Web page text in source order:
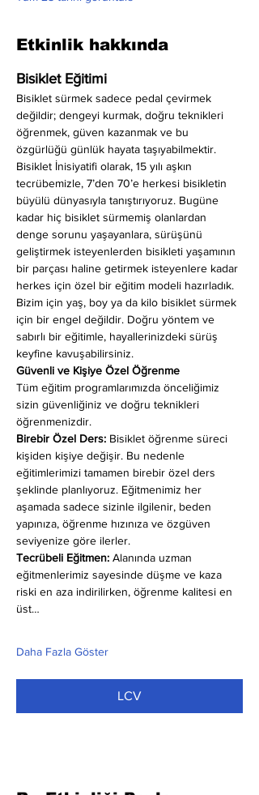
Etkinlik hakkında
Bisiklet Eğitimi
Bisiklet sürmek sadece pedal çevirmek
değildir; dengeyi kurmak, doğru teknikleri
öğrenmek, güven kazanmak ve bu
özgürlüğü günlük hayata taşıyabilmektir.
Bisiklet İnisiyatifi olarak, 15 yılı aşkın
tecrübemizle, 7’den 70’e herkesi bisikletin
büyülü dünyasıyla tanıştırıyoruz. Bugüne
kadar hiç bisiklet sürmemiş olanlardan
denge sorunu yaşayanlara, sürüşünü
geliştirmek isteyenlerden bisikleti yaşamının
bir parçası haline getirmek isteyenlere kadar
herkes için özel bir eğitim modeli hazırladık.
Bizim için yaş, boy ya da kilo bisiklet sürmek
için bir engel değildir. Doğru yöntem ve
sabırlı bir eğitimle, hayallerinizdeki sürüş
keyfine kavuşabilirsiniz.
Güvenli ve Kişiye Özel Öğrenme
Tüm eğitim programlarımızda önceliğimiz
sizin güvenliğiniz ve doğru teknikleri
öğrenmenizdir.
Birebir Özel Ders: Bisiklet öğrenme süreci
kişiden kişiye değişir. Bu nedenle
eğitimlerimizi tamamen birebir özel ders
şeklinde planlıyoruz. Eğitmenimiz her
aşamada sadece sizinle ilgilenir, beden
yapınıza, öğrenme hızınıza ve özgüven
seviyenize göre ilerler.
Tecrübeli Eğitmen: Alanında uzman
eğitmenlerimiz sayesinde düşme ve kaza
riski en aza indirilirken, öğrenme kalitesi en
üst…
Daha Fazla Göster
LCV